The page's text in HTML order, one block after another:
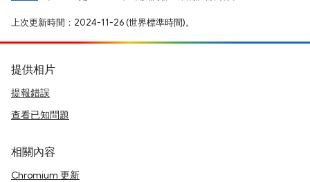
上次更新時間：2024-11-26 (世界標準時間)。
提供相片
提報錯誤
查看已知問題
相關內容
Chromium 更新